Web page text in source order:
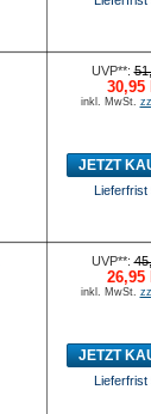
UVP**:
30,95
inkl. MwSt.
JETZT
Lieferfrist
UVP**:
26,95
inkl. MwSt.
JETZT
Lieferfrist